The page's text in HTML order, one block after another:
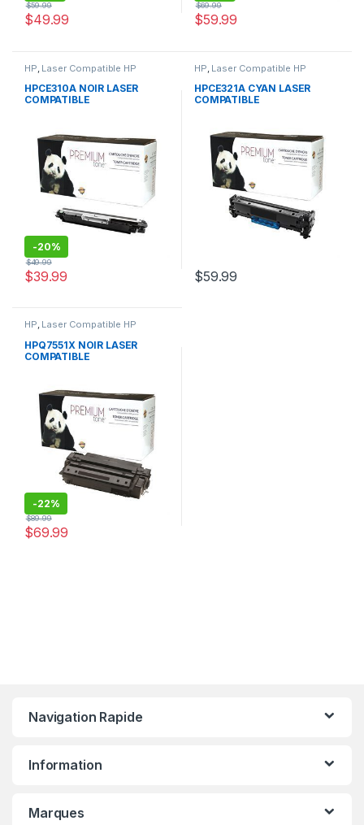
$49.99
$59.99
$59.99
$69.99
HP, Laser Compatible HP
HPCE310A NOIR LASER
COMPATIBLE
-20%
$39.99
$49.99
HP, Laser Compatible HP
HPCE321A CYAN LASER
COMPATIBLE
$59.99
HP, Laser Compatible HP
HPQ7551X NOIR LASER
COMPATIBLE
-22%
$69.99
$89.99
Navigation Rapide
Information
Marques